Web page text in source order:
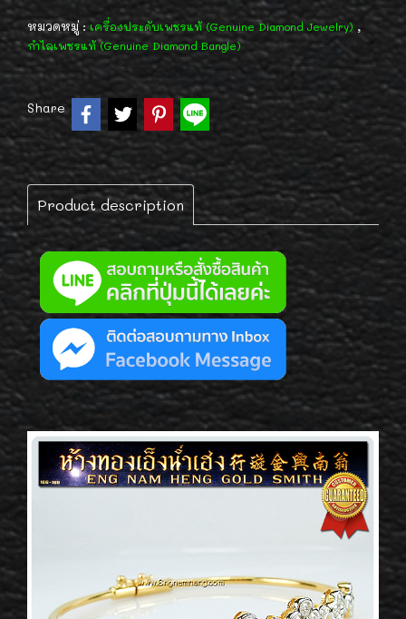
หมวดหมู่ :เครื่องประดับเพชรแท้ (Genuine Diamond Jewelry) ,
กำไลเพชรแท้ (Genuine Diamond Bangle)
Share
Product description